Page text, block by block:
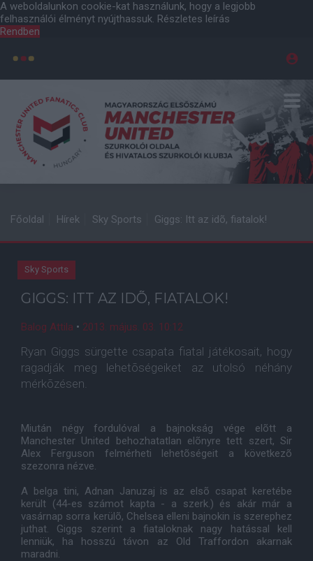
A weboldalunkon cookie-kat használunk, hogy a legjobb
felhasználói élményt nyújthassuk. Részletes leírás
Rendben
Főoldal Hírek Sky Sports Giggs: Itt az idõ, fiatalok!
Sky Sports
GIGGS: ITT AZ IDÕ, FIATALOK!
Balog Attila • 2013. május. 03. 10:12
Ryan Giggs sürgette csapata fiatal játékosait, hogy
ragadják meg lehetõségeiket az utolsó néhány
mérkõzésen.
Miután négy fordulóval a bajnokság vége elõtt a
Manchester United behozhatatlan elõnyre tett szert, Sir
Alex Ferguson felmérheti lehetõségeit a következõ
szezonra nézve.
A belga tini, Adnan Januzaj is az elsõ csapat keretébe
került (44-es számot kapta - a szerk.) és akár már a
vasárnap sorra kerülõ, Chelsea elleni bajnokin is szerephez
juthat. Giggs szerint a fiataloknak nagy hatással kell
lenniük, ha hosszú távon az Old Traffordon akarnak
maradni.